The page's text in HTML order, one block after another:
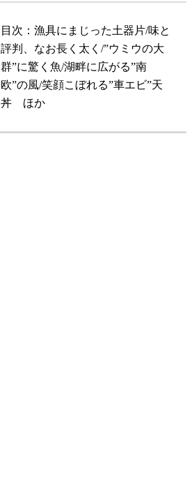
目次：漁具にまじった土器片/味と
評判、なお長く太く/”ウミウの大
群”に驚く魚/湖畔に広がる”南
欧”の風/笑顔こぼれる”車エビ”天
丼 ほか